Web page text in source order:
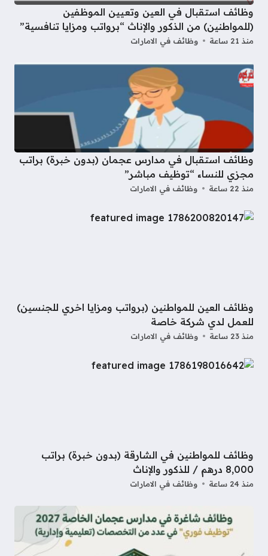
وظائف استقبال في العين وتعيين الموظفين
(للمواطنين) من الذكور والإناث “برواتب ومزايا تنافسية”
منذ 21 ساعة وظائف في الامارات
وظائف استقبال في مدارس عجمان (بدون خبرة) براتب
مجزي للنساء “توظيف مباشر”
منذ 22 ساعة وظائف في الامارات
وظائف العين للمواطنين (برواتب ومزايا اخري للجنسين)
للعمل لدي شركة خاصة
منذ 23 ساعة وظائف في الامارات
وظائف للمواطنين في الشارقة (بدون خبرة) براتب
8,000 درهم / للذكور والإناث
منذ 24 ساعة وظائف في الامارات